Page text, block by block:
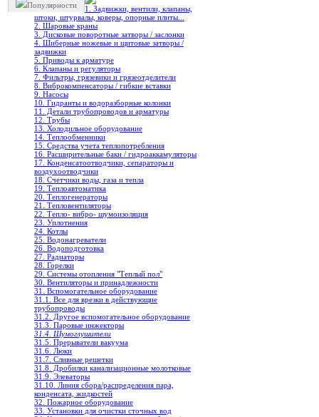
Популярности
1. Задвижки, вентили, клапаны,
штоки, штурвалы, коверы, опорные плиты...
2. Шаровые краны
3. Дисковые поворотные затворы / заслонки
4. Шиберные ножевые и щитовые затворы /
задвижки
5. Приводы к арматуре
6. Клапаны и регуляторы
7. Фильтры, грязевики и грязеотделители
8. Виброкомпенсаторы / гибкие вставки
9. Насосы
10. Гидранты и водоразборные колонки
11. Детали трубопроводов и арматуры
12. Трубы
13. Холодильное oборудование
14. Теплообменники
15. Средства учета теплопотребления
16. Расширительные баки / гидроаккамуляторы
17. Конденсатоотводчики, сепараторы и
воздухоотводчики
18. Счетчики воды, газа и тепла
19. Теплоавтоматика
20. Теплогенераторы
21. Тепловентиляторы
22. Тепло- вибро- шумоизоляция
23. Уплотнения
24. Котлы
25. Водонагреватели
26. Водоподготовка
27. Радиаторы
28. Горелки
29. Системы отопления "Теплый пол"
30. Вентиляторы и принадлежности
31. Вспомогательное оборудование
31.1. Все для врезки в действующие
трубопроводы
31.2. Другое вспомогательное оборудование
31.3. Паровые инжекторы
31.4. Шумоглушители
31.5. Прерыватели вакуума
31.6. Люки
31.7. Сливные решетки
31.8. Дробилки канализационные молотковые
31.9. Элеваторы
31.10. Линия сбора/распределения пара,
конденсата, жидкостей
32. Пожарное оборудование
33. Установки для очистки сточных вод